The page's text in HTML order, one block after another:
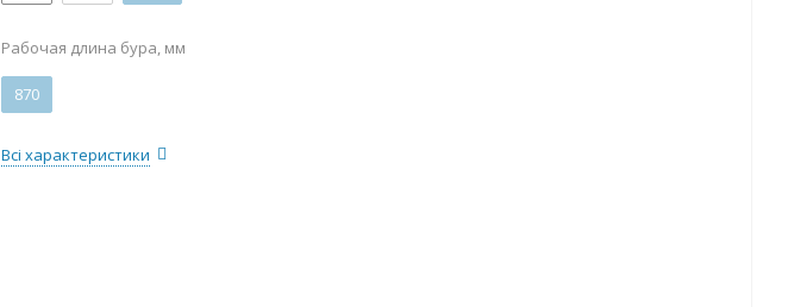
Рабочая длина бура, мм
870
Всі характеристики